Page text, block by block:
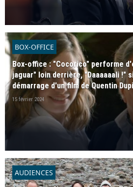
BOX-OFFICE
Box-office : "Cocorico" performe
jaguar" loin derrière, "Daaaaaali !"
démarrage d'un film de Quentin
15 février 2024
AUDIENCES